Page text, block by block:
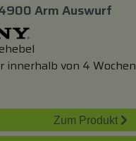
Arm Auswurf
innerhalb von 4 Wochen
Zum Produkt